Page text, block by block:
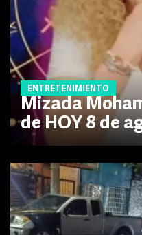
ENTRETENIMIENTO
Mizada
de HOY 8 de